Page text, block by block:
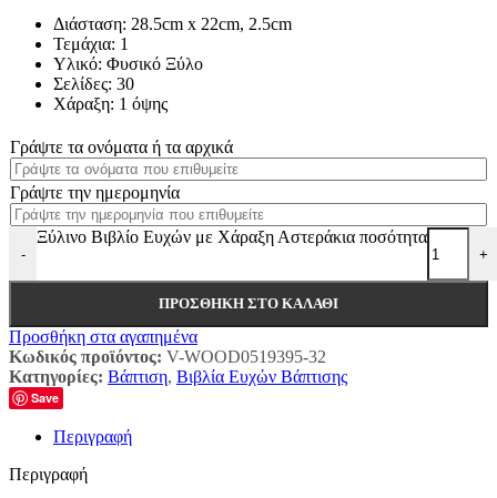
Διάσταση: 28.5cm x 22cm, 2.5cm
Τεμάχια: 1
Υλικό: Φυσικό Ξύλο
Σελίδες: 30
Χάραξη: 1 όψης
Γράψτε τα ονόματα ή τα αρχικά
Γράψτε την ημερομηνία
-
Ξύλινο Βιβλίο Ευχών με Χάραξη Αστεράκια ποσότητα
+
ΠΡΟΣΘΉΚΗ ΣΤΟ ΚΑΛΆΘΙ
Προσθήκη στα αγαπημένα
Κωδικός προϊόντος: V-WOOD0519395-32
Κατηγορίες: Βάπτιση, Βιβλία Ευχών Βάπτισης
Save
Περιγραφή
Περιγραφή